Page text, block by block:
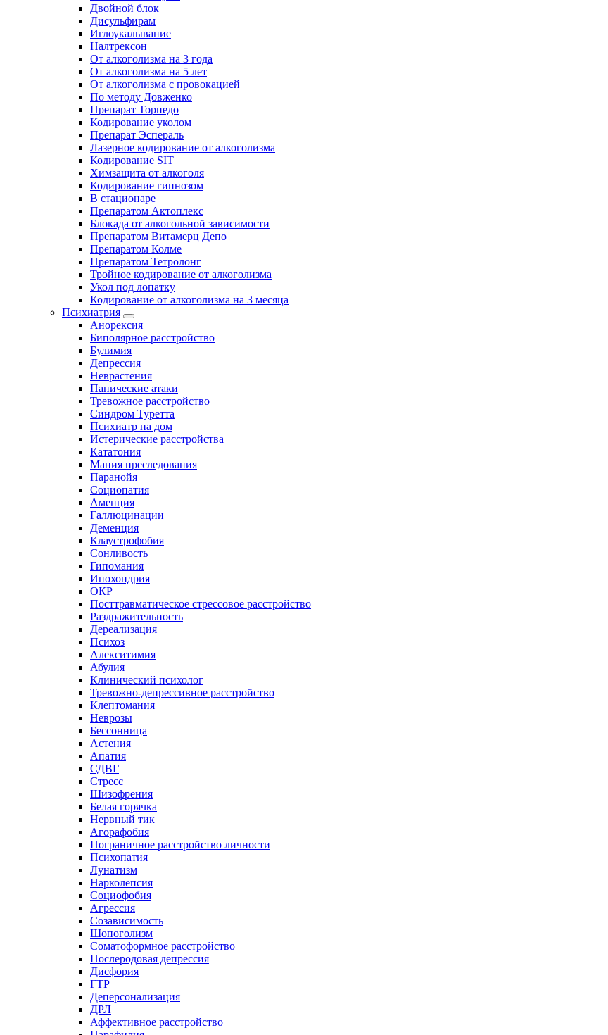
Двойной блок
Дисульфирам
Иглоукалывание
Налтрексон
От алкоголизма на 3 года
От алкоголизма на 5 лет
От алкоголизма с провокацией
По методу Довженко
Препарат Торпедо
Кодирование уколом
Препарат Эспераль
Лазерное кодирование от алкоголизма
Кодирование SIT
Химзащита от алкоголя
Кодирование гипнозом
В стационаре
Препаратом Актоплекс
Блокада от алкогольной зависимости
Препаратом Витамерц Депо
Препаратом Колме
Препаратом Тетролонг
Тройное кодирование от алкоголизма
Укол под лопатку
Кодирование от алкоголизма на 3 месяца
Психиатрия
Анорексия
Биполярное расстройство
Булимия
Депрессия
Неврастения
Панические атаки
Тревожное расстройство
Синдром Туретта
Психиатр на дом
Истерические расстройства
Кататония
Мания преследования
Паранойя
Социопатия
Аменция
Галлюцинации
Деменция
Клаустрофобия
Сонливость
Гипомания
Ипохондрия
ОКР
Посттравматическое стрессовое расстройство
Раздражительность
Дереализация
Психоз
Алекситимия
Абулия
Клинический психолог
Тревожно-депрессивное расстройство
Клептомания
Неврозы
Бессонница
Астения
Апатия
СДВГ
Стресс
Шизофрения
Белая горячка
Нервный тик
Агорафобия
Пограничное расстройство личности
Психопатия
Лунатизм
Нарколепсия
Социофобия
Агрессия
Созависимость
Шопоголизм
Соматоформное расстройство
Послеродовая депрессия
Дисфория
ГТР
Деперсонализация
ДРЛ
Аффективное расстройство